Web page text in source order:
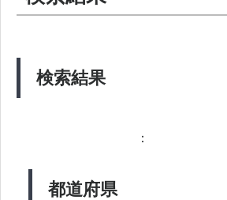
検索結果
都道府県
：